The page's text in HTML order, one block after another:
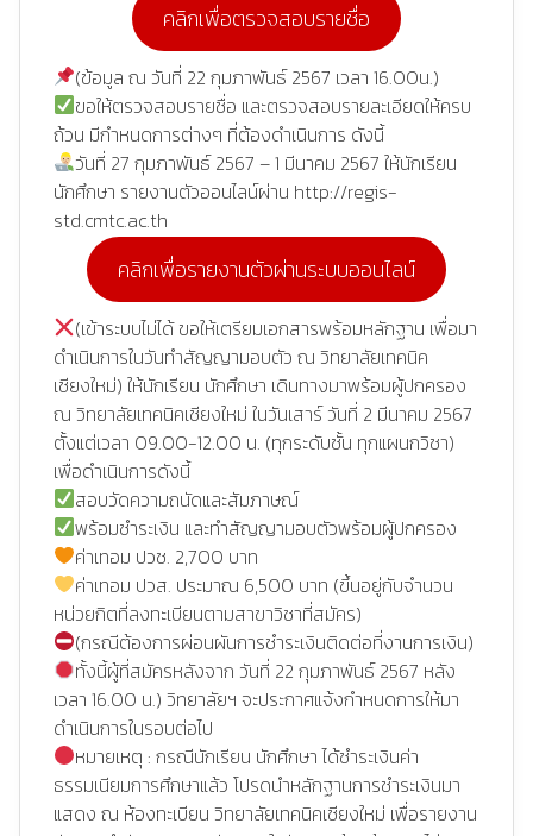
คลิกเพื่อตรวจสอบรายชื่อ
(ข้อมูล ณ วันที่ 22 กุมภาพันธ์ 2567 เวลา 16.00น.)
ขอให้ตรวจสอบรายชื่อ และตรวจสอบรายละเอียดให้ครบ
ถ้วน มีกำหนดการต่างๆ ที่ต้องดำเนินการ ดังนี้
วันที่ 27 กุมภาพันธ์ 2567 – 1 มีนาคม 2567 ให้นักเรียน
นักศึกษา รายงานตัวออนไลน์ผ่าน http://regis-
std.cmtc.ac.th
คลิกเพื่อรายงานตัวผ่านระบบออนไลน์
(เข้าระบบไม่ได้ ขอให้เตรียมเอกสารพร้อมหลักฐาน เพื่อมา
ดำเนินการในวันทำสัญญามอบตัว ณ วิทยาลัยเทคนิค
เชียงใหม่) ให้นักเรียน นักศึกษา เดินทางมาพร้อมผู้ปกครอง
ณ วิทยาลัยเทคนิคเชียงใหม่ ในวันเสาร์ วันที่ 2 มีนาคม 2567
ตั้งแต่เวลา 09.00-12.00 น. (ทุกระดับชั้น ทุกแผนกวิชา)
เพื่อดำเนินการดังนี้
สอบวัดความถนัดและสัมภาษณ์
พร้อมชำระเงิน และทำสัญญามอบตัวพร้อมผู้ปกครอง
ค่าเทอม ปวช. 2,700 บาท
ค่าเทอม ปวส. ประมาณ 6,500 บาท (ขึ้นอยู่กับจำนวน
หน่วยกิตที่ลงทะเบียนตามสาขาวิชาที่สมัคร)
(กรณีต้องการผ่อนผันการชำระเงินติดต่อที่งานการเงิน)
ทั้งนี้ผู้ที่สมัครหลังจาก วันที่ 22 กุมภาพันธ์ 2567 หลัง
เวลา 16.00 น.) วิทยาลัยฯ จะประกาศแจ้งกำหนดการให้มา
ดำเนินการในรอบต่อไป
หมายเหตุ : กรณีนักเรียน นักศึกษา ได้ชำระเงินค่า
ธรรมเนียมการศึกษาแล้ว โปรดนำหลักฐานการชำระเงินมา
แสดง ณ ห้องทะเบียน วิทยาลัยเทคนิคเชียงใหม่ เพื่อรายงาน